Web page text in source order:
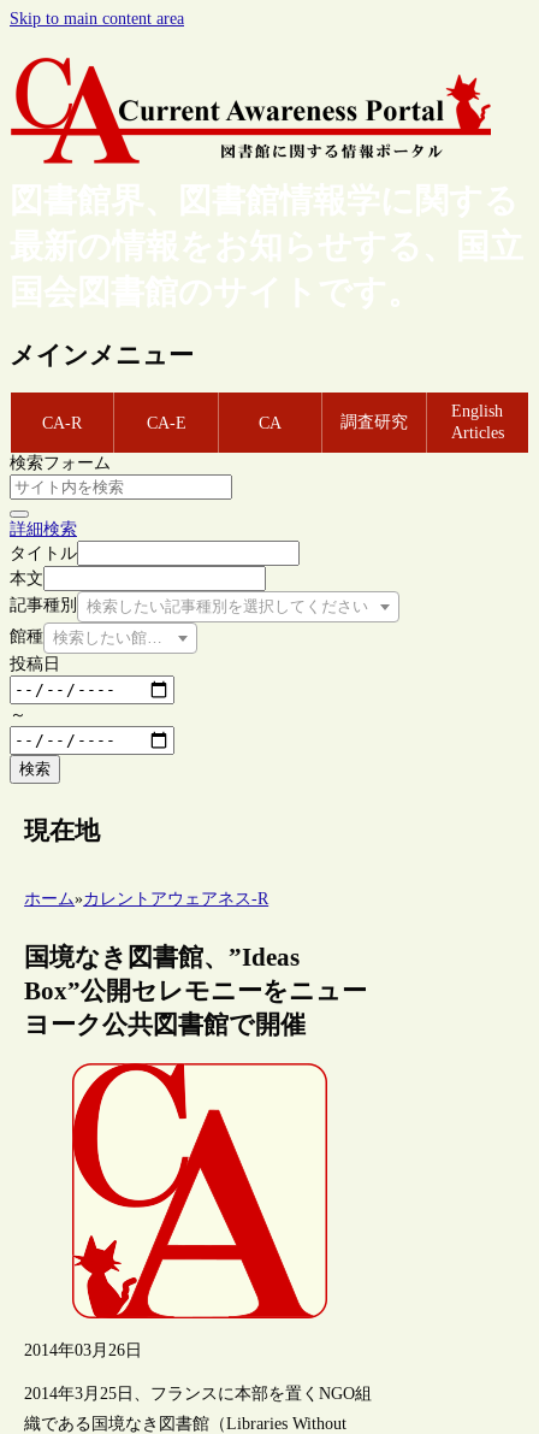
Skip to main content area
図書館界、図書館情報学に関する
最新の情報をお知らせする、国立
国会図書館のサイトです。
メインメニュー
CA-R CA-E CA 調査研究
English
Articles
検索フォーム
詳細検索
タイトル
本文
記事種別
検索したい記事種別を選択してください
館種 検索したい館種を選択してください
投稿日
～
検索
現在地
ホーム»カレントアウェアネス-R
国境なき図書館、”Ideas
Box”公開セレモニーをニュー
ヨーク公共図書館で開催
2014年03月26日
2014年3月25日、フランスに本部を置くNGO組
織である国境なき図書館（Libraries Without